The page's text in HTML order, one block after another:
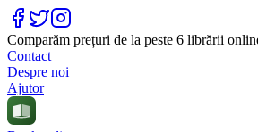
Comparăm prețuri de la peste 6 librării
Contact
Despre noi
Ajutor